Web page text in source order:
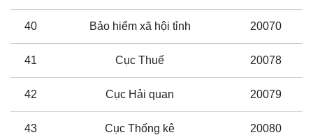
40 Bảo hiểm xã hội tỉnh 20070
41 Cục Thuế 20078
42 Cục Hải quan 20079
43 Cục Thống kê 20080